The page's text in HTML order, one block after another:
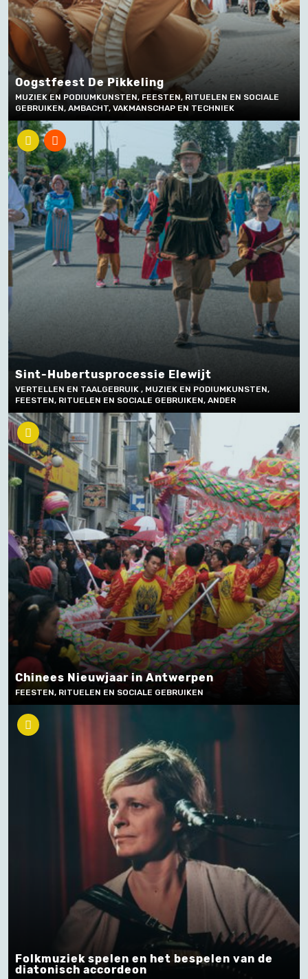
Oogstfeest De Pikkeling
MUZIEK EN PODIUMKUNSTEN, FEESTEN, RITUELEN EN SOCIALE
GEBRUIKEN, AMBACHT, VAKMANSCHAP EN TECHNIEK
Sint-Hubertusprocessie Elewijt
VERTELLEN EN TAALGEBRUIK , MUZIEK EN PODIUMKUNSTEN,
FEESTEN, RITUELEN EN SOCIALE GEBRUIKEN, ANDER
Chinees Nieuwjaar in Antwerpen
FEESTEN, RITUELEN EN SOCIALE GEBRUIKEN
Folkmuziek spelen en het bespelen van de
diatonisch accordeon